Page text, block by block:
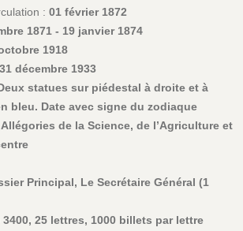
: 01 février 1872
1871 - 19 janvier 1874
1918
31 décembre 1933
statues sur piédestal à droite et à
bleu. Date avec signe du zodiaque
Allégories de la Science, de l’Agriculture et
Principal, Le Secrétaire Général (1
3400, 25 lettres, 1000 billets par lettre